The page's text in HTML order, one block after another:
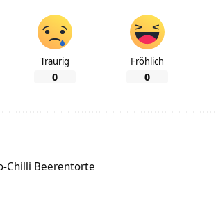
Traurig
0
Fröhlich
0
Chilli Beerentorte